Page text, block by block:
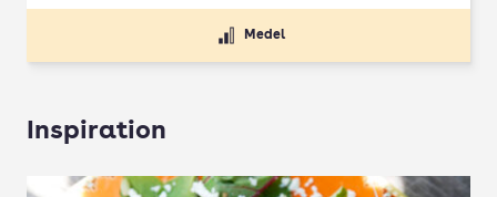
Medel
Inspiration